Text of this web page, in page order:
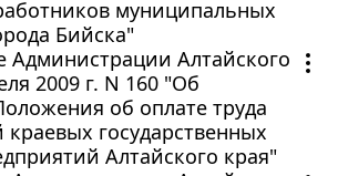
муниципальных
Бийска"
Администрации Алтайского
2009 г. N 160 "Об
об оплате труда
краевых государственных
Алтайского края"